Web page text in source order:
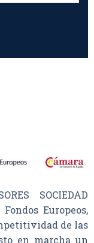
SOCIEDAD
Europeos,
de las
en marcha un